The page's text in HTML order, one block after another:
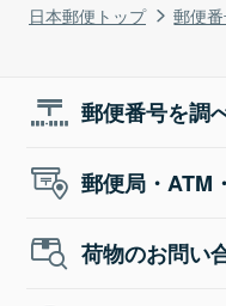
日本郵便トップ 郵便
郵便番号を調
郵便局・ATM
荷物のお問い